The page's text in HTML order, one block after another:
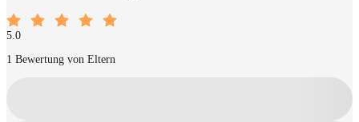
5.0
1 Bewertung von Eltern